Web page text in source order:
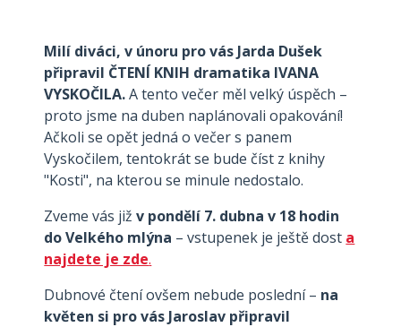
Milí diváci, v únoru pro vás Jarda Dušek
připravil ČTENÍ KNIH dramatika IVANA
VYSKOČILA.A tento večer měl velký úspěch –
proto jsme na duben naplánovali opakování!
Ačkoli se opět jedná o večer s panem
Vyskočilem, tentokrát se bude číst z knihy
"Kosti", na kterou se minule nedostalo.
Zveme vás jižv pondělí 7. dubna v 18 hodin
do Velkého mlýna – vstupenek je ještě dost a
najdete je zde.
Dubnové čtení ovšem nebude poslední – na
květen si pro vás Jaroslav připravil